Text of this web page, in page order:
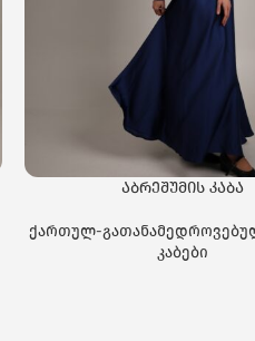
აბრეშუმის კაბა
ქართულ-
კაბები